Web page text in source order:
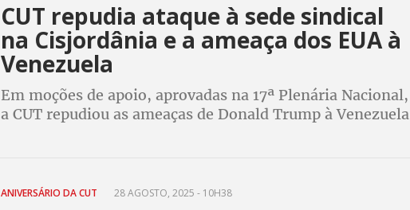
CUT repudia ataque à sede sindical
na Cisjordânia e a ameaça dos EUA à
Venezuela
Em moções de apoio, aprovadas na 17ª Plenária Nacional,
a CUT repudiou as ameaças de Donald Trump à Venezuela
ANIVERSÁRIO DA CUT 28 AGOSTO, 2025 - 10H38